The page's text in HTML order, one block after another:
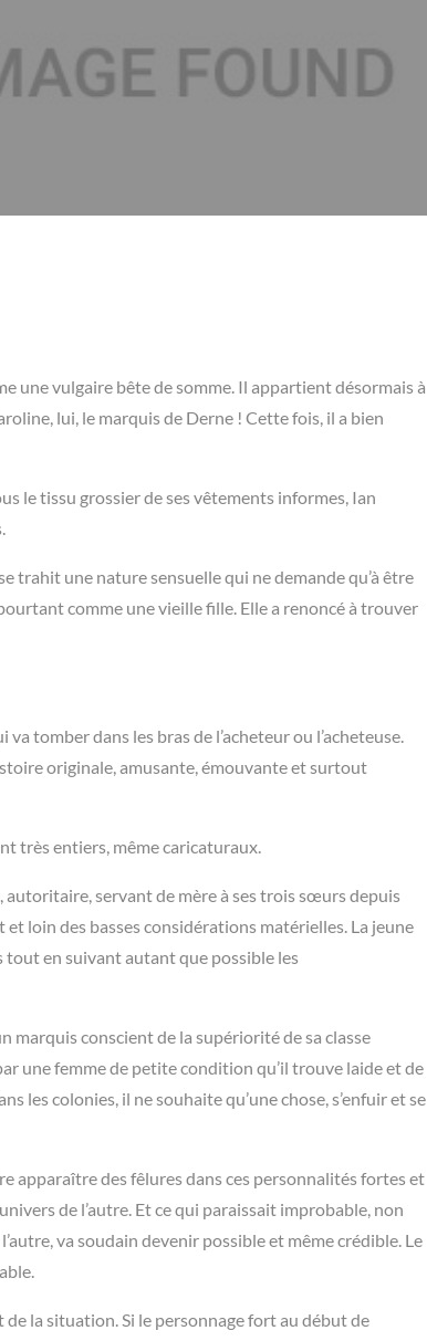
une vulgaire bête de somme. Il appartient désormais à
lui, le marquis de Derne ! Cette fois, il a bien
le tissu grossier de ses vêtements informes, Ian
trahit une nature sensuelle qui ne demande qu’à être
comme une vieille fille. Elle a renoncé à trouver
tomber dans les bras de l’acheteur ou l’acheteuse.
originale, amusante, émouvante et surtout
très entiers, même caricaturaux.
autoritaire, servant de mère à ses trois sœurs depuis
loin des basses considérations matérielles. La jeune
tout en suivant autant que possible les
marquis conscient de la supériorité de sa classe
une femme de petite condition qu’il trouve laide et de
les colonies, il ne souhaite qu’une chose, s’enfuir et se
apparaître des fêlures dans ces personnalités fortes et
de l’autre. Et ce qui paraissait improbable, non
va soudain devenir possible et même crédible. Le
la situation. Si le personnage fort au début de